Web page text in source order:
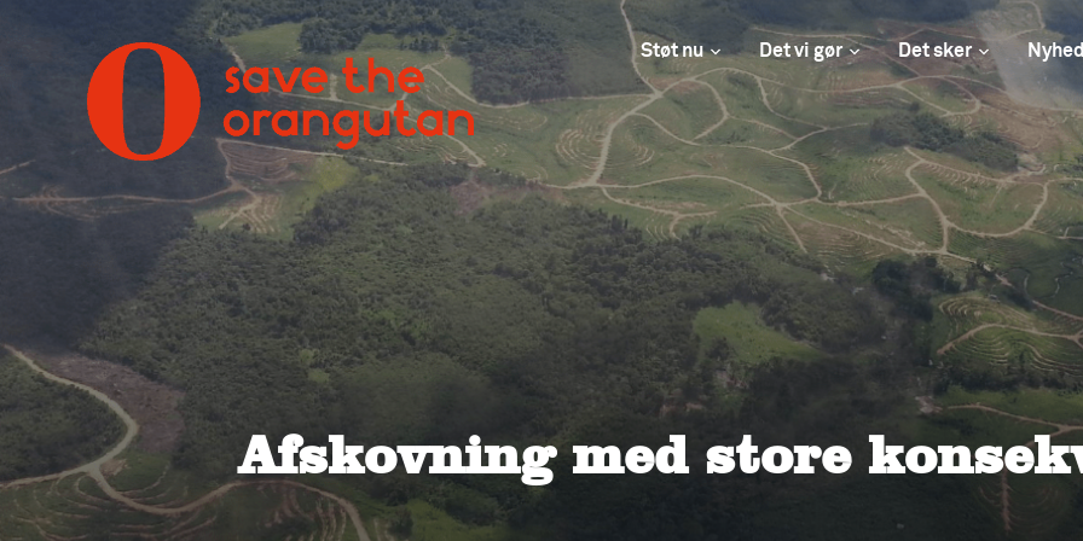
Støt nu Det vi gør Det sker
Afskovning med store